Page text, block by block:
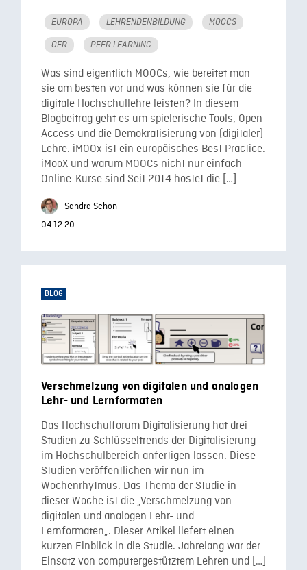
EUROPA LEHRENDENBILDUNG MOOCS
OER PEER LEARNING
Was sind eigentlich MOOCs, wie bereitet man
sie am besten vor und was können sie für die
digitale Hochschullehre leisten? In diesem
Blogbeitrag geht es um spielerische Tools, Open
Access und die Demokratisierung von (digitaler)
Lehre. iMOOx ist ein europäisches Best Practice.
iMooX und warum MOOCs nicht nur einfach
Online-Kurse sind Seit 2014 hostet die […]
Sandra Schön
04.12.20
BLOG
Verschmelzung von digitalen und analogen
Lehr- und Lernformaten
Das Hochschulforum Digitalisierung hat drei
Studien zu Schlüsseltrends der Digitalisierung
im Hochschulbereich anfertigen lassen. Diese
Studien veröffentlichen wir nun im
Wochenrhytmus. Das Thema der Studie in
dieser Woche ist die „Verschmelzung von
digitalen und analogen Lehr- und
Lernformaten„. Dieser Artikel liefert einen
kurzen Einblick in die Studie. Jahrelang war der
Einsatz von computergestütztem Lehren und […]